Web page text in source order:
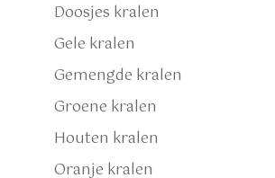
Doosjes kralen
Gele kralen
Gemengde kralen
Groene kralen
Houten kralen
Oranje kralen